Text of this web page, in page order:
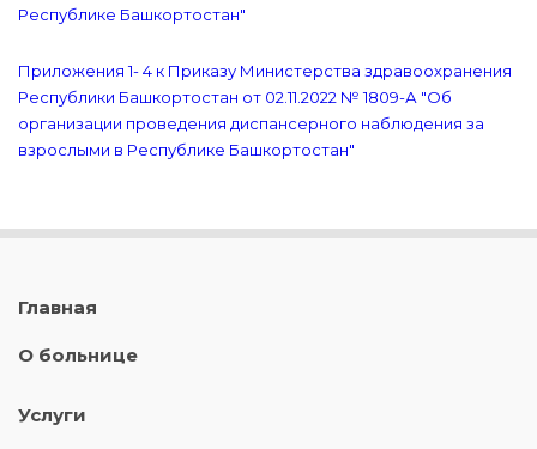
Республике Башкортостан"
Приложения 1- 4 к Приказу Министерства здравоохранения
Республики Башкортостан от 02.11.2022 № 1809-А "Об
организации проведения диспансерного наблюдения за
взрослыми в Республике Башкортостан"
Главная
О больнице
Услуги